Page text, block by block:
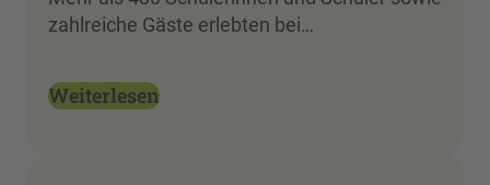
zahlreiche Gäste erlebten bei…
Weiterlesen